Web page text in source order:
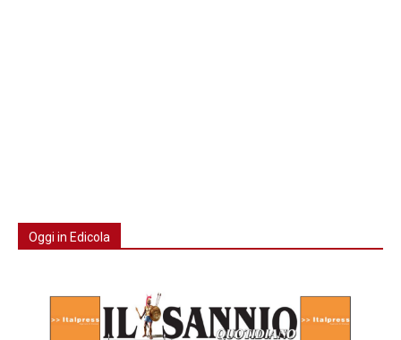
Oggi in Edicola